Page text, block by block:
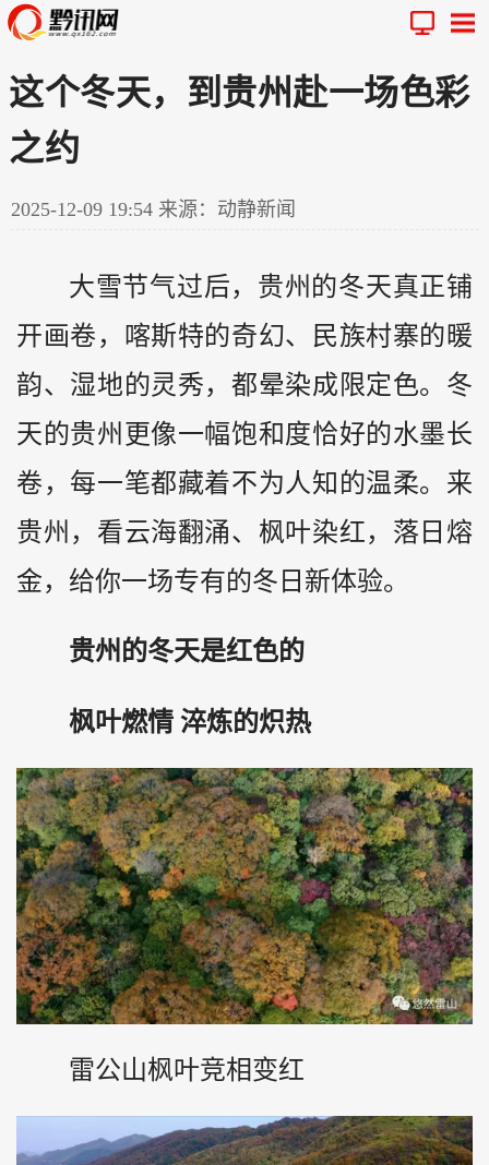
这个冬天，到贵州赴一场色彩
之约
2025-12-09 19:54 来源：动静新闻
大雪节气过后， 贵州 的冬天真正铺
开画卷，喀斯特的奇幻、民族村寨的暖
韵、湿地的灵秀，都晕染成限定色。冬
天的贵州更像一幅饱和度恰好的水墨长
卷，每一笔都藏着不为人知的温柔。来
贵州，看云海翻涌、枫叶染红，落日熔
金，给你一场专有的冬日新体验。
贵州的冬天是红色的
枫叶燃情 淬炼的炽热
雷公山枫叶竞相变红